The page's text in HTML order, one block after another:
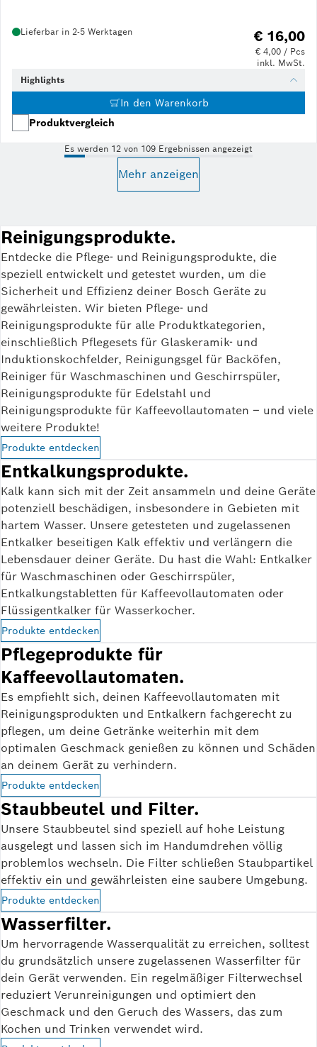
Lieferbar in 2-5 Werktagen € 16,00
€ 4,00 / Pcs
inkl. MwSt.
Highlights
In den Warenkorb
Produktvergleich
Es werden 12 von 109 Ergebnissen angezeigt
Mehr anzeigen
Reinigungsprodukte.
Entdecke die Pflege- und Reinigungsprodukte, die
speziell entwickelt und getestet wurden, um die
Sicherheit und Effizienz deiner Bosch Geräte zu
gewährleisten. Wir bieten Pflege- und
Reinigungsprodukte für alle Produktkategorien,
einschließlich Pflegesets für Glaskeramik- und
Induktionskochfelder, Reinigungsgel für Backöfen,
Reiniger für Waschmaschinen und Geschirrspüler,
Reinigungsprodukte für Edelstahl und
Reinigungsprodukte für Kaffeevollautomaten – und viele
weitere Produkte!
Produkte entdecken
Entkalkungsprodukte.
Kalk kann sich mit der Zeit ansammeln und deine Geräte
potenziell beschädigen, insbesondere in Gebieten mit
hartem Wasser. Unsere getesteten und zugelassenen
Entkalker beseitigen Kalk effektiv und verlängern die
Lebensdauer deiner Geräte. Du hast die Wahl: Entkalker
für Waschmaschinen oder Geschirrspüler,
Entkalkungstabletten für Kaffeevollautomaten oder
Flüssigentkalker für Wasserkocher.
Produkte entdecken
Pflegeprodukte für
Kaffeevollautomaten.
Es empfiehlt sich, deinen Kaffeevollautomaten mit
Reinigungsprodukten und Entkalkern fachgerecht zu
pflegen, um deine Getränke weiterhin mit dem
optimalen Geschmack genießen zu können und Schäden
an deinem Gerät zu verhindern.
Produkte entdecken
Staubbeutel und Filter.
Unsere Staubbeutel sind speziell auf hohe Leistung
ausgelegt und lassen sich im Handumdrehen völlig
problemlos wechseln. Die Filter schließen Staubpartikel
effektiv ein und gewährleisten eine saubere Umgebung.
Produkte entdecken
Wasserfilter.
Um hervorragende Wasserqualität zu erreichen, solltest
du grundsätzlich unsere zugelassenen Wasserfilter für
dein Gerät verwenden. Ein regelmäßiger Filterwechsel
reduziert Verunreinigungen und optimiert den
Geschmack und den Geruch des Wassers, das zum
Kochen und Trinken verwendet wird.